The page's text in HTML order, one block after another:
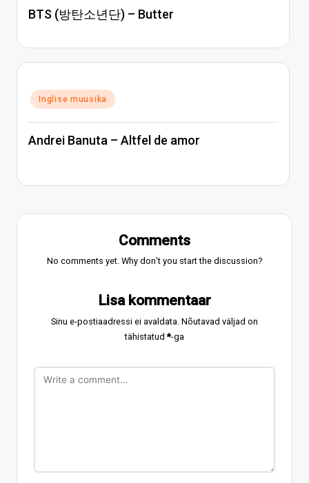
BTS (방탄소년단) – Butter
Posted
in
Inglise muusika
Andrei Banuta – Altfel de amor
Comments
No comments yet. Why don’t you start the discussion?
Lisa kommentaar
Sinu e-postiaadressi ei avaldata. Nõutavad väljad on
tähistatud*-ga